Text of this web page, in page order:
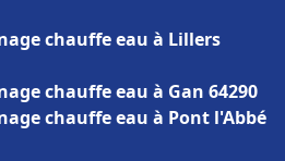
chauffe eau à Lillers
chauffe eau à Gan 64290
chauffe eau à Pont l'Abbé